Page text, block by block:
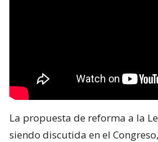
La propuesta de reforma a la
siendo discutida en el